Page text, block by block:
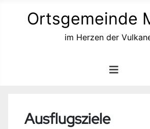
Ortsgemeinde
im Herzen der
Ausflugsziele